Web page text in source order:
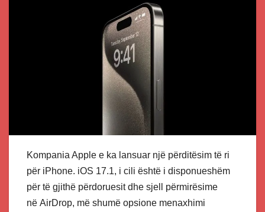
Kompania Apple e ka lansuar një përditësim të ri
për iPhone. iOS 17.1, i cili është i disponueshëm
për të gjithë përdoruesit dhe sjell përmirësime
në AirDrop, më shumë opsione menaxhimi